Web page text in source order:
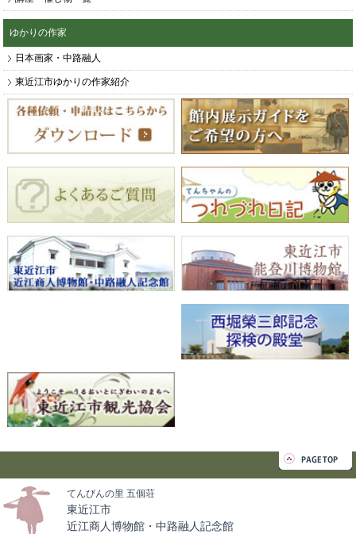
ゆかりの作家
日本画家・中路融人
東近江市ゆかりの作家紹介
てんびんの里 五個荘
東近江市
近江商人博物館・中路融人記念館